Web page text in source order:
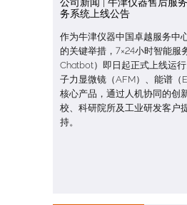
公司新闻 | 牛津仪器售后服
务系统上线公告
作为牛津仪器中国卓越服务中
的关键举措，7×24小时智能服
Chatbot）即日起正式上线运
子力显微镜（AFM）、能谱（
核心产品，通过人机协同的创
校、科研院所及工业研发客户
持。